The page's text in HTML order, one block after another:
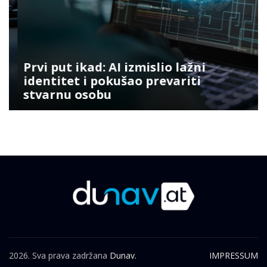
Prvi put ikad: AI izmislio lažni
identitet i pokušao prevariti
stvarnu osobu
2026. Sva prava zadržana Dunav. IMPRESSUM